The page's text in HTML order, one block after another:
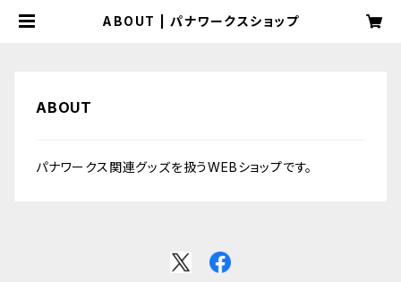
ABOUT | パナワークスショップ
ABOUT
パナワークス関連グッズを扱うWEBショップです。